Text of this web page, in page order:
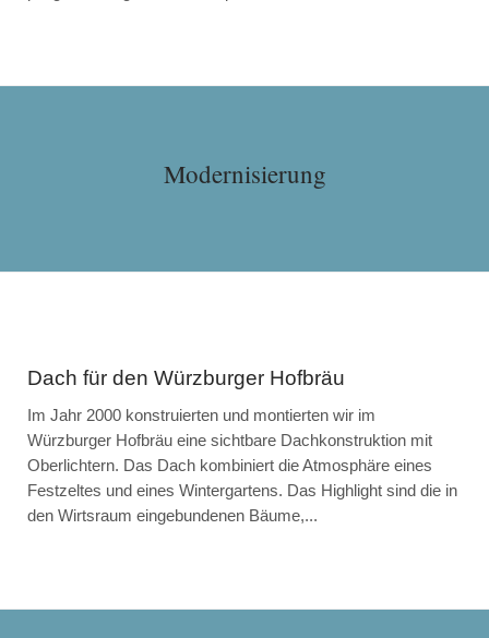
Modernisierung
Dach für den Würzburger Hofbräu
Im Jahr 2000 konstruierten und montierten wir im
Würzburger Hofbräu eine sichtbare Dachkonstruktion mit
Oberlichtern. Das Dach kombiniert die Atmosphäre eines
Festzeltes und eines Wintergartens. Das Highlight sind die in
den Wirtsraum eingebundenen Bäume,...